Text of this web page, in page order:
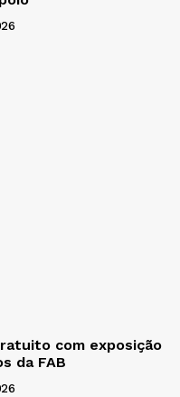
com exposição
da FAB